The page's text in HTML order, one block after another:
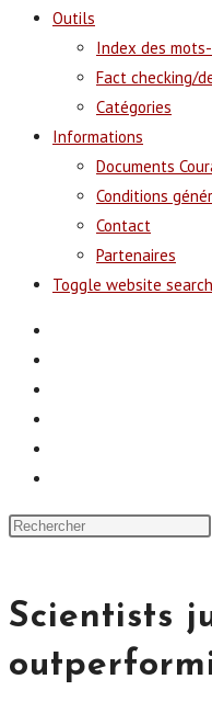
Outils
Index des
Fact checking/
Catégories
Informations
Documents
Conditions
Contact
Partenaires
Toggle website search
Scientists